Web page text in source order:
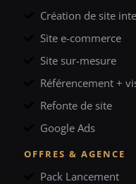
Création de site
Site e-commerce
Site sur-mesure
Référencement +
Refonte de site
Google Ads
OFFRES & AGENCE
Pack Lancement